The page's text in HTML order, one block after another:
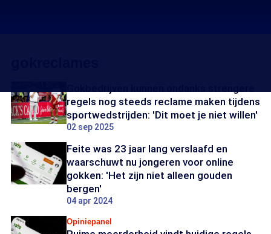
regels nog steeds reclame maken tijdens
sportwedstrijden: 'Dit moet je niet willen'
02 sep 2025
Feite was 23 jaar lang verslaafd en
waarschuwt nu jongeren voor online
gokken: 'Het zijn niet alleen gouden
bergen'
04 apr 2024
Opiniepanel